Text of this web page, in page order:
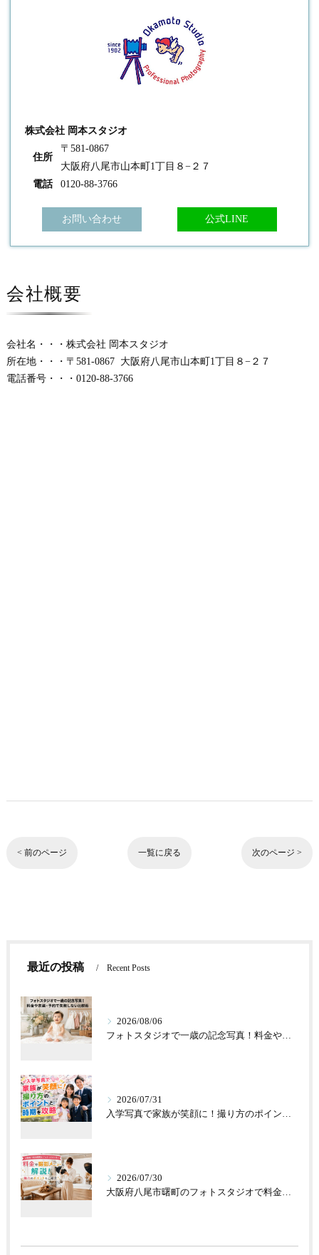
株式会社 岡本スタジオ
住所
〒581-0867
大阪府八尾市山本町1丁目８−２７
電話
0120-88-3766
お問い合わせ 公式LINE
会社概要
会社名・・・株式会社 岡本スタジオ
所在地・・・〒581-0867 大阪府八尾市山本町1丁目８−２７
電話番号・・・0120-88-3766
< 前のページ 一覧に戻る 次のページ >
最近の投稿 Recent Posts
2026/08/06
フォトスタジオで一歳の記念写真！料金や衣装・予約で失敗しない比較術
2026/07/31
2026/07/30
大阪府八尾市曙町のフォトスタジオで料金や撮影メニューを解説！魅力のポイントもご紹介